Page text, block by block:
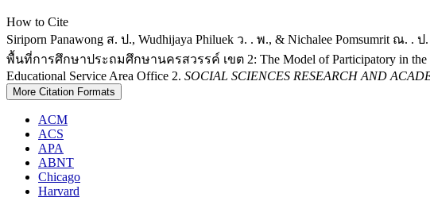
How to Cite
Siriporn Panawong ส. ป., Wudhijaya Philuek ว. . พ., & Nichalee
พื้นที่การศึกษาประถมศึกษานครสวรรค์ เขต 2: The Model of Participatory in the
Educational Service Area Office 2. SOCIAL SCIENCES RESEARCH AND
More Citation Formats
ACM
ACS
APA
ABNT
Chicago
Harvard